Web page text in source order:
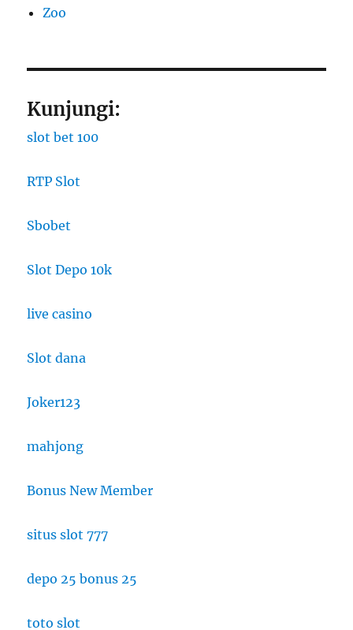
Zoo
Kunjungi:
slot bet 100
RTP Slot
Sbobet
Slot Depo 10k
live casino
Slot dana
Joker123
mahjong
Bonus New Member
situs slot 777
depo 25 bonus 25
toto slot